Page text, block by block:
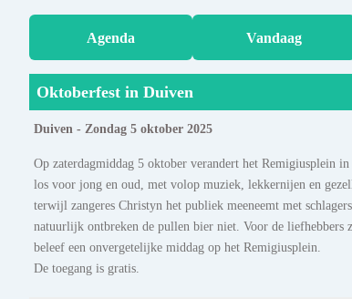
Agenda Vandaag
Oktoberfest in Duiven
Duiven - Zondag 5 oktober 2025
Op zaterdagmiddag 5 oktober verandert het Remigiusplein
los voor jong en oud, met volop muziek, lekkernijen en
terwijl zangeres Christyn het publiek meeneemt met
natuurlijk ontbreken de pullen bier niet. Voor de
beleef een onvergetelijke middag op het Remigiusplein.
De toegang is gratis.